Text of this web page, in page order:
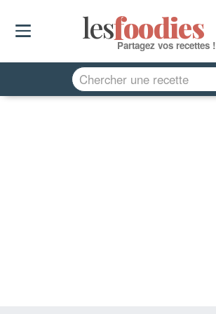
lesfoodies
Partagez vos recettes !